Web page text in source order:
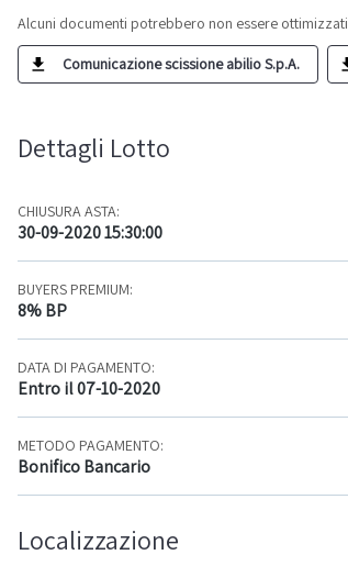
Alcuni documenti potrebbero non essere
Comunicazione scissione abilio S.p.A.
Dettagli Lotto
CHIUSURA ASTA:
30-09-2020 15:30:00
BUYERS PREMIUM:
8% BP
DATA DI PAGAMENTO:
Entro il 07-10-2020
METODO PAGAMENTO:
Bonifico Bancario
Localizzazione